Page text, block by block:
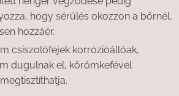
hogy sérülés okozzon a bőrnél,
hozzáér.
csiszolófejek korrózióállóak,
dugulnak el, körömkefével